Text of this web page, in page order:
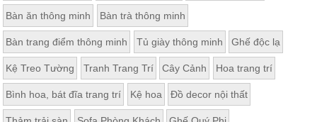
Bàn ăn thông minh Bàn trà thông minh
Bàn trang điểm thông minh Tủ giày thông minh Ghế độc lạ
Kệ Treo Tường Tranh Trang Trí Cây Cảnh Hoa trang trí
Bình hoa, bát đĩa trang trí Kệ hoa Đồ decor nội thất